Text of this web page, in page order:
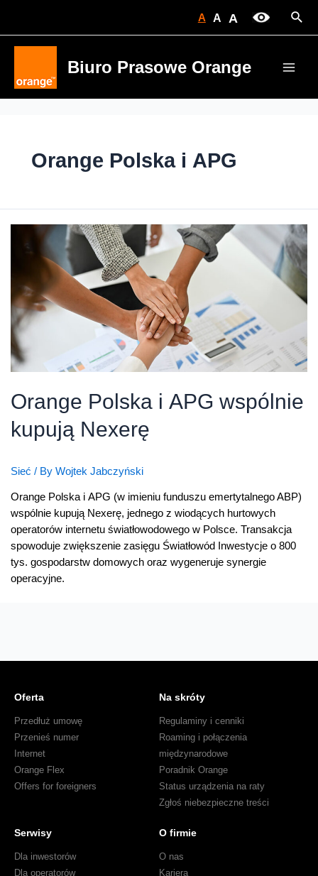
A A A
Biuro Prasowe Orange
Orange Polska i APG
Orange Polska i APG wspólnie
kupują Nexerę
Sieć / By Wojtek Jabczyński
Orange Polska i APG (w imieniu funduszu emertytalnego ABP)
wspólnie kupują Nexerę, jednego z wiodących hurtowych
operatorów internetu światłowodowego w Polsce. Transakcja
spowoduje zwiększenie zasięgu Światłowód Inwestycje o 800
tys. gospodarstw domowych oraz wygeneruje synergie
operacyjne.
Oferta
Przedłuż umowę
Przenieś numer
Internet
Orange Flex
Offers for foreigners
Na skróty
Regulaminy i cenniki
Roaming i połączenia
międzynarodowe
Poradnik Orange
Status urządzenia na raty
Zgłoś niebezpieczne treści
Serwisy
Dla inwestorów
Dla operatorów
O firmie
O nas
Kariera